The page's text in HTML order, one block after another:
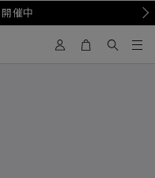
催中